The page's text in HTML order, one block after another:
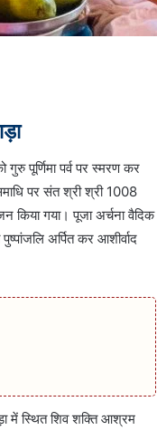
पूर्णिमा पर्व पर स्मरण कर
पर संत श्री श्री 1008
किया गया। पूजा अर्चना वैदिक
अर्पित कर आशीर्वाद
में स्थित शिव शक्ति आश्रम